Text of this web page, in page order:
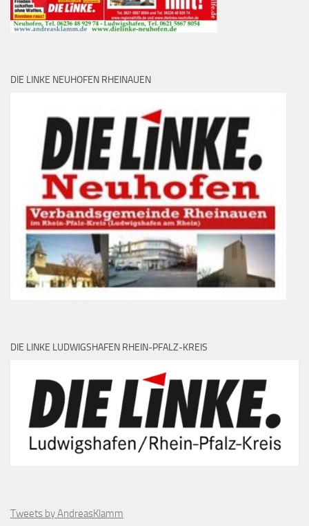
DIE LINKE NEUHOFEN RHEINAUEN
DIE LINKE LUDWIGSHAFEN RHEIN-PFALZ-KREIS
Tweets by AndreasKlamm